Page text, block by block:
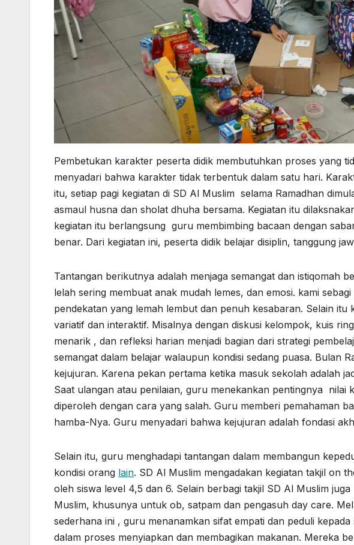
Pembetukan karakter peserta didik membutuhkan proses yang
menyadari bahwa karakter tidak terbentuk dalam satu hari.
itu, setiap pagi kegiatan di SD Al Muslim selama Ramadhan
asmaul husna dan sholat dhuha bersama. Kegiatan itu
kegiatan itu berlangsung guru membimbing bacaan dengan
benar. Dari kegiatan ini, peserta didik belajar disiplin, tanggung
Tantangan berikutnya adalah menjaga semangat dan istiqomah
lelah sering membuat anak mudah lemes, dan emosi. kami
pendekatan yang lemah lembut dan penuh kesabaran. Selain itu
variatif dan interaktif. Misalnya dengan diskusi kelompok, kuis
menarik , dan refleksi harian menjadi bagian dari strategi
semangat dalam belajar walaupun kondisi sedang puasa. Bulan
kejujuran. Karena pekan pertama ketika masuk sekolah adalah
Saat ulangan atau penilaian, guru menekankan pentingnya nilai
diperoleh dengan cara yang salah. Guru memberi pemahaman
hamba-Nya. Guru menyadari bahwa kejujuran adalah fondasi
Selain itu, guru menghadapi tantangan dalam membangun
kondisi orang lain. SD Al Muslim mengadakan kegiatan takjil on
oleh siswa level 4,5 dan 6. Selain berbagi takjil SD Al Muslim
Muslim, khusunya untuk ob, satpam dan pengasuh day care.
sederhana ini , guru menanamkan sifat empati dan peduli
dalam proses menyiapkan dan membagikan makanan. Mereka